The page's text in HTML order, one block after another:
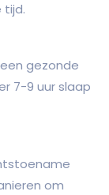
tijd.
gezonde
7-9 uur slaap
om